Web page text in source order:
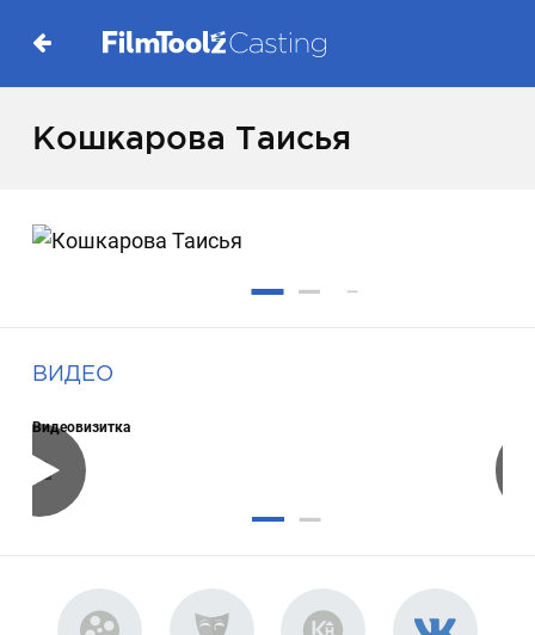
Кошкарова Таисья
ВИДЕО
Видеовизитка